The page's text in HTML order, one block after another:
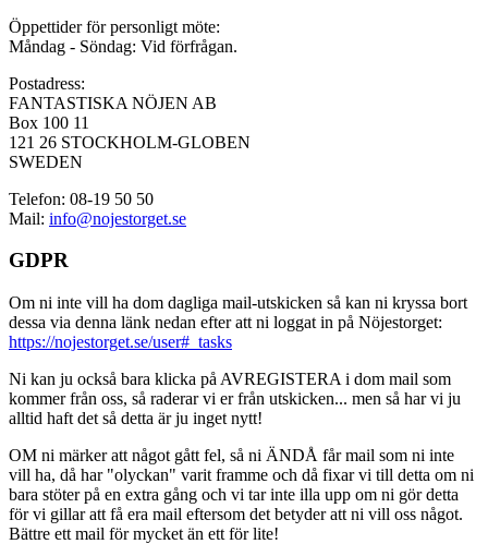
Öppettider för personligt möte:
Måndag - Söndag: Vid förfrågan.
Postadress:
FANTASTISKA NÖJEN AB
Box 100 11
121 26 STOCKHOLM-GLOBEN
SWEDEN
Telefon: 08-19 50 50
Mail: info@nojestorget.se
GDPR
Om ni inte vill ha dom dagliga mail-utskicken så kan ni kryssa bort
dessa via denna länk nedan efter att ni loggat in på Nöjestorget:
https://nojestorget.se/user#_tasks
Ni kan ju också bara klicka på AVREGISTERA i dom mail som
kommer från oss, så raderar vi er från utskicken... men så har vi ju
alltid haft det så detta är ju inget nytt!
OM ni märker att något gått fel, så ni ÄNDÅ får mail som ni inte
vill ha, då har "olyckan" varit framme och då fixar vi till detta om ni
bara stöter på en extra gång och vi tar inte illa upp om ni gör detta
för vi gillar att få era mail eftersom det betyder att ni vill oss något.
Bättre ett mail för mycket än ett för lite!